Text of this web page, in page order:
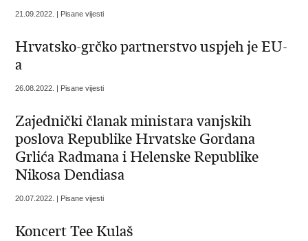
21.09.2022. | Pisane vijesti
Hrvatsko-grčko partnerstvo uspjeh je EU-
a
26.08.2022. | Pisane vijesti
Zajednički članak ministara vanjskih
poslova Republike Hrvatske Gordana
Grlića Radmana i Helenske Republike
Nikosa Dendiasa
20.07.2022. | Pisane vijesti
Koncert Tee Kulaš